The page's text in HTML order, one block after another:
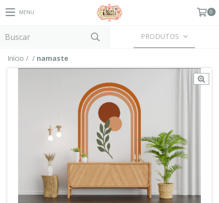
MENU 0
PRODUTOS
Início / / namaste